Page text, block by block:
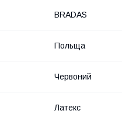
BRADAS
Польща
Червоний
Латекс